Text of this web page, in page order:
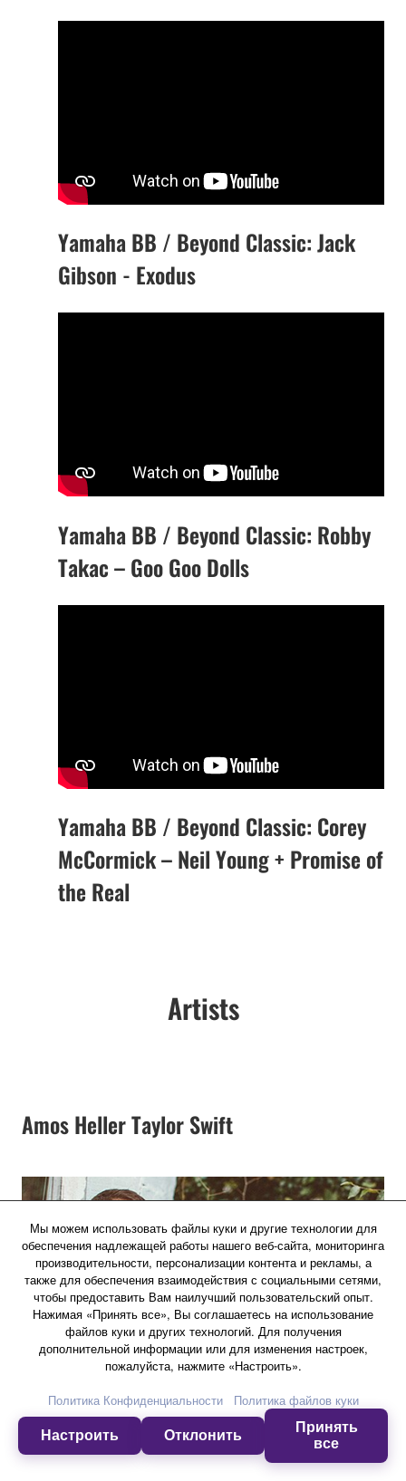
Yamaha BB / Beyond Classic: Jack
Gibson - Exodus
Yamaha BB / Beyond Classic: Robby
Takac – Goo Goo Dolls
Yamaha BB / Beyond Classic: Corey
McCormick – Neil Young + Promise of
the Real
Artists
Amos HellerTaylor Swift
Мы можем использовать файлы куки и другие технологии для
обеспечения надлежащей работы нашего веб-сайта, мониторинга
производительности, персонализации контента и рекламы, а
также для обеспечения взаимодействия с социальными сетями,
чтобы предоставить Вам наилучший пользовательский опыт.
Нажимая «Принять все», Вы соглашаетесь на использование
файлов куки и других технологий. Для получения
дополнительной информации или для изменения настроек,
пожалуйста, нажмите «Настроить».
Политика Конфиденциальности
Политика файлов куки
Настроить Отклонить
Принять
все